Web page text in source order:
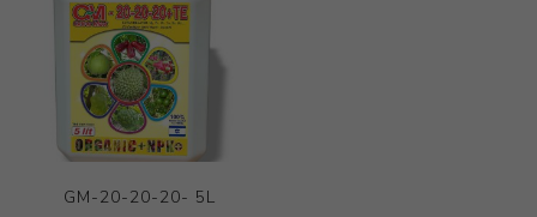
GM-20-20-20- 5L